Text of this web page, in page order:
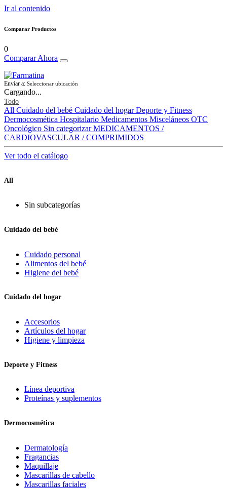
Ir al contenido
Comparar Productos
0
Comparar Ahora
Enviar a: Seleccionar ubicación
Cargando...
Todo
All Cuidado del bebé Cuidado del hogar Deporte y Fitness
Dermocosmética Hospitalario Medicamentos Misceláneos OTC
Oncológico Sin categorizar MEDICAMENTOS /
CARDIOVASCULAR / COMPRIMIDOS
Ver todo el catálogo
All
Sin subcategorías
Cuidado del bebé
Cuidado personal
Alimentos del bebé
Higiene del bebé
Cuidado del hogar
Accesorios
Artículos del hogar
Higiene y limpieza
Deporte y Fitness
Línea deportiva
Proteínas y suplementos
Dermocosmética
Dermatología
Fragancias
Maquillaje
Mascarillas de cabello
Mascarillas faciales